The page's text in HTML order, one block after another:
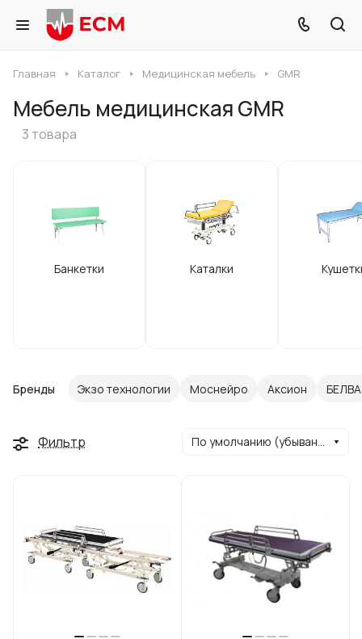
Главная Каталог Медицинская мебель GMR
Мебель медицинская GMR
3 товара
Банкетки Каталки
Бренды Экзо технологии Моснейро Аксион БЕЛВА
Фильтр По умолчанию (убывание)